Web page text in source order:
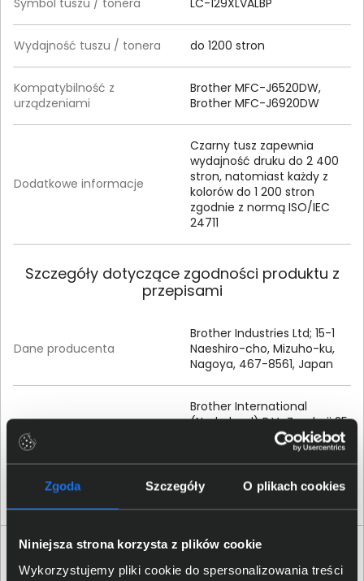
Zgoda Szczegóły O plikach cookies
Niniejsza strona korzysta z plików cookie
Wykorzystujemy pliki cookie do spersonalizowania treści
Wydajność tuszu / tonera do 1200 stron
Kompatybilność z
urządzeniami
Brother MFC-J6520DW,
Brother MFC-J6920DW
Dodatkowe informacje
Czarny tusz zapewnia
wydajność druku do 2 400
stron, natomiast każdy z
kolorów do 1 200 stron
zgodnie z normą ISO/IEC
24711
Szczegóły dotyczące zgodności produktu z
przepisami
Dane producenta
Brother Industries Ltd; 15-1
Naeshiro-cho, Mizuho-ku,
Nagoya, 467-8561, Japan
Osoba odpowiedzialna za
produkt
Brother International
(Nederland) B.V.; Zanderij 25,
1185 ZM Amstelveen, The
Netherlands; +44 161 931
4820,
support@brother.com
Produkty podobne